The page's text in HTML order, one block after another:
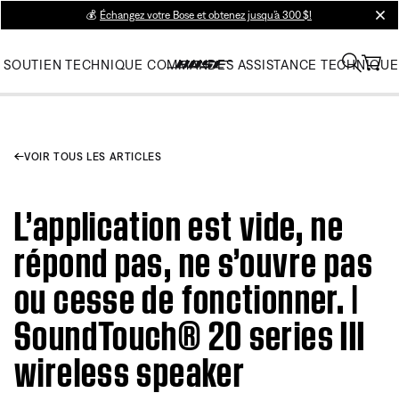
💰 Échangez votre Bose et obtenez jusqu’à 300 $!
SOUTIEN TECHNIQUE COMMANDES ASSISTANCE TECHNIQUE
VOIR TOUS LES ARTICLES
L’application est vide, ne
répond pas, ne s’ouvre pas
ou cesse de fonctionner. |
SoundTouch® 20 series III
wireless speaker